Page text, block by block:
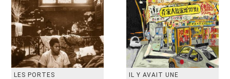
LES PORTES
IL Y AVAIT UNE